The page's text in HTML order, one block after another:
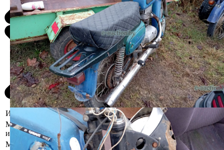
Информация о предмете торгов
Местоположение
имущества
Минская область, Смолевичский р-н, г.
Смолевичи, ул. Западная, д.5
Марка
Восход